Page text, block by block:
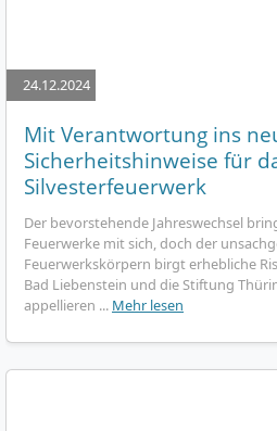
24.12.2024
Mit Verantwortung ins
Sicherheitshinweise für
Silvesterfeuerwerk
Der bevorstehende Jahreswechsel
Feuerwerke mit sich, doch der
Feuerwerkskörpern birgt erhebliche
Bad Liebenstein und die Stiftung
appellieren ... Mehr lesen